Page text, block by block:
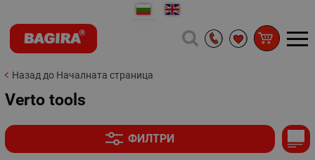
Назад до Началната страница
Verto tools
ФИЛТРИ